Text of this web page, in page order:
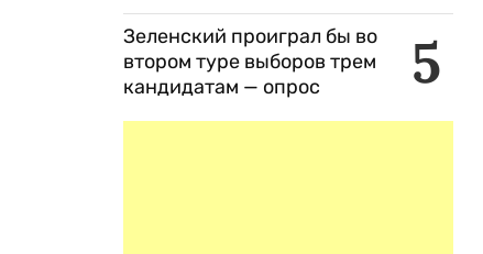
5
Зеленский проиграл бы во
втором туре выборов трем
кандидатам — опрос